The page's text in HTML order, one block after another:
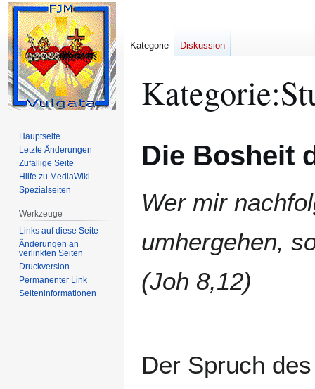
Kategorie:
Navigation
springen
Suche
springen
Die Bosheit
Wer mir
umhergehen,
(Joh 8,12)
Der Spruch
Kategorie Diskussion
Hauptseite
Letzte Änderungen
Zufällige Seite
Hilfe zu MediaWiki
Spezialseiten
Werkzeuge
Links auf diese Seite
Änderungen an
verlinkten Seiten
Druckversion
Permanenter Link
Seiten­­informationen